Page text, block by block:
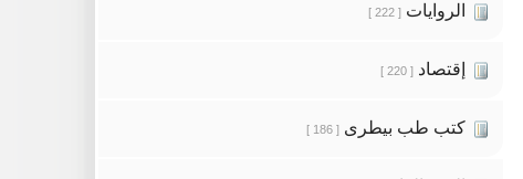
الروايات [ 222 ]
إقتصاد [ 220 ]
كتب طب بيطرى [ 186 ]